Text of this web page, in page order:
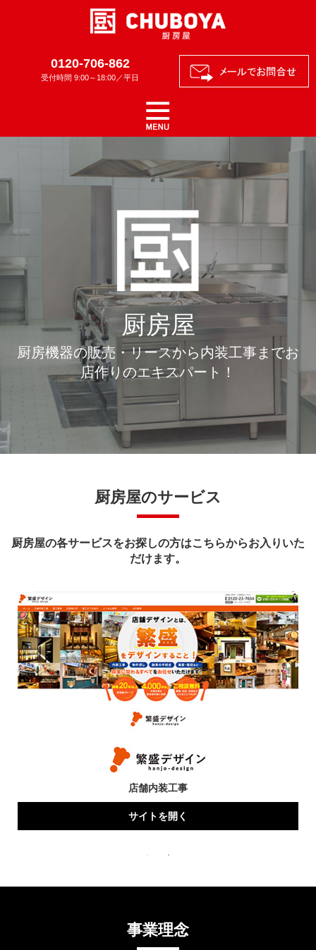
0120-706-862
受付時間 9:00～18:00／平日
厨房屋
厨房機器の販売・リースから内装工事までお
店作りのエキスパート！
厨房屋のサービス
厨房屋の各サービスをお探しの方はこちらからお入りいた
だけます。
店舗内装工事
サイトを開く
事業理念